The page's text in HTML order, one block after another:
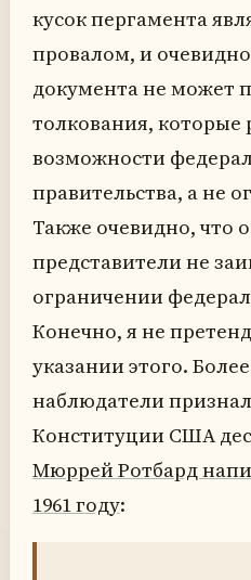
кусок пергамента
провалом, и
документа не может
толкования,
возможности
правительства, а не
Также очевидно, что
представители не
ограничении
Конечно, я не
указании этого.
наблюдатели
Конституции США
Мюррей Ротбард
1961 году: